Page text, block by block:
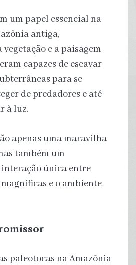
um papel essencial na
antiga,
e a paisagem
capazes de escavar
para se
de predadores e até
à luz.
apenas uma maravilha
também um
única entre
e o ambiente
paleotocas na Amazônia